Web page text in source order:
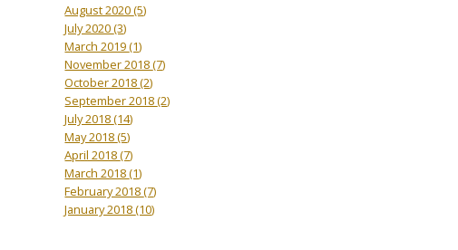
August 2020(5)
July 2020(3)
March 2019(1)
November 2018(7)
October 2018(2)
September 2018(2)
July 2018(14)
May 2018(5)
April 2018(7)
March 2018(1)
February 2018(7)
January 2018(10)